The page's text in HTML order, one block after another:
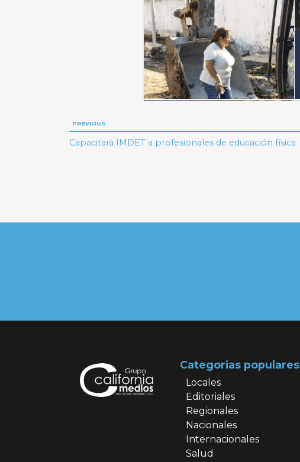
Navegación
de
PREVIOUS:
Capacitará IMDET a profesionales de educación física
Categorias populares
Locales
Editoriales
Regionales
Nacionales
Internacionales
Salud